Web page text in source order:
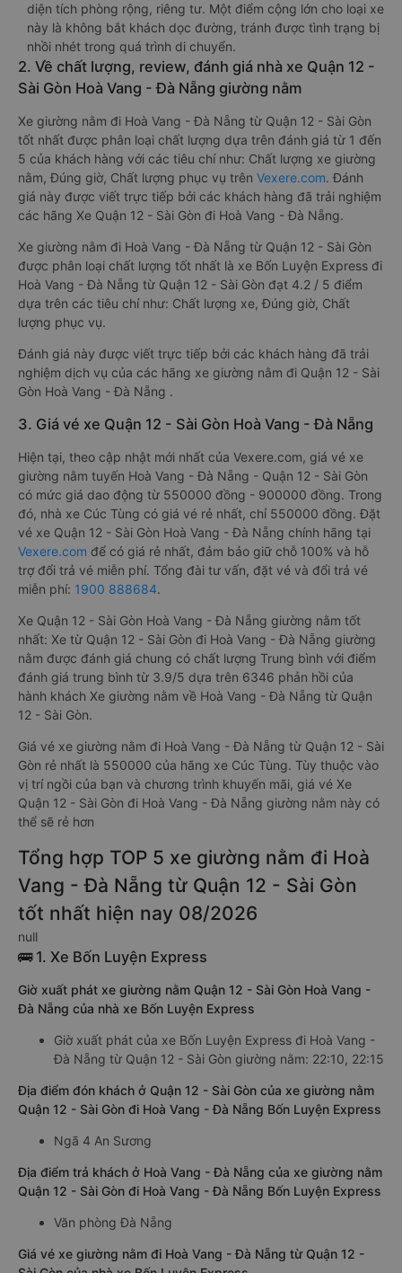
diện tích phòng rộng, riêng tư. Một điểm cộng lớn cho loại xe
này là không bắt khách dọc đường, tránh được tình trạng bị
nhồi nhét trong quá trình di chuyển.
2. Về chất lượng, review, đánh giá nhà xe Quận 12 -
Sài Gòn Hoà Vang - Đà Nẵng giường nằm
Xe giường nằm đi Hoà Vang - Đà Nẵng từ Quận 12 - Sài Gòn
tốt nhất được phân loại chất lượng dựa trên đánh giá từ 1 đến
5 của khách hàng với các tiêu chí như: Chất lượng xe giường
nằm, Đúng giờ, Chất lượng phục vụ trên Vexere.com. Đánh
giá này được viết trực tiếp bởi các khách hàng đã trải nghiệm
các hãng Xe Quận 12 - Sài Gòn đi Hoà Vang - Đà Nẵng.
Xe giường nằm đi Hoà Vang - Đà Nẵng từ Quận 12 - Sài Gòn
được phân loại chất lượng tốt nhất là xe Bốn Luyện Express đi
Hoà Vang - Đà Nẵng từ Quận 12 - Sài Gòn đạt 4.2 / 5 điểm
dựa trên các tiêu chí như: Chất lượng xe, Đúng giờ, Chất
lượng phục vụ.
Đánh giá này được viết trực tiếp bởi các khách hàng đã trải
nghiệm dịch vụ của các hãng xe giường nằm đi Quận 12 - Sài
Gòn Hoà Vang - Đà Nẵng .
3. Giá vé xe Quận 12 - Sài Gòn Hoà Vang - Đà Nẵng
Hiện tại, theo cập nhật mới nhất của Vexere.com, giá vé xe
giường nằm tuyến Hoà Vang - Đà Nẵng - Quận 12 - Sài Gòn
có mức giá dao động từ 550000 đồng - 900000 đồng. Trong
đó, nhà xe Cúc Tùng có giá vé rẻ nhất, chỉ 550000 đồng. Đặt
vé xe Quận 12 - Sài Gòn Hoà Vang - Đà Nẵng chính hãng tại
Vexere.com để có giá rẻ nhất, đảm bảo giữ chỗ 100% và hỗ
trợ đổi trả vé miễn phí. Tổng đài tư vấn, đặt vé và đổi trả vé
miễn phí: 1900 888684.
Xe Quận 12 - Sài Gòn Hoà Vang - Đà Nẵng giường nằm tốt
nhất: Xe từ Quận 12 - Sài Gòn đi Hoà Vang - Đà Nẵng giường
nằm được đánh giá chung có chất lượng Trung bình với điểm
đánh giá trung bình từ 3.9/5 dựa trên 6346 phản hồi của
hành khách Xe giường nằm về Hoà Vang - Đà Nẵng từ Quận
12 - Sài Gòn.
Giá vé xe giường nằm đi Hoà Vang - Đà Nẵng từ Quận 12 - Sài
Gòn rẻ nhất là 550000 của hãng xe Cúc Tùng. Tùy thuộc vào
vị trí ngồi của bạn và chương trình khuyến mãi, giá vé Xe
Quận 12 - Sài Gòn đi Hoà Vang - Đà Nẵng giường nằm này có
thể sẽ rẻ hơn
Tổng hợp TOP 5 xe giường nằm đi Hoà
Vang - Đà Nẵng từ Quận 12 - Sài Gòn
tốt nhất hiện nay 08/2026
null
🚌 1. Xe Bốn Luyện Express
Giờ xuất phát xe giường nằm Quận 12 - Sài Gòn Hoà Vang -
Đà Nẵng của nhà xe Bốn Luyện Express
Giờ xuất phát của xe Bốn Luyện Express đi Hoà Vang -
Đà Nẵng từ Quận 12 - Sài Gòn giường nằm: 22:10, 22:15
Địa điểm đón khách ở Quận 12 - Sài Gòn của xe giường nằm
Quận 12 - Sài Gòn đi Hoà Vang - Đà Nẵng Bốn Luyện Express
Ngã 4 An Sương
Địa điểm trả khách ở Hoà Vang - Đà Nẵng của xe giường nằm
Quận 12 - Sài Gòn đi Hoà Vang - Đà Nẵng Bốn Luyện Express
Văn phòng Đà Nẵng
Giá vé xe giường nằm đi Hoà Vang - Đà Nẵng từ Quận 12 -